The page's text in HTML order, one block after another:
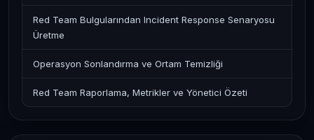
Red Team Bulgularından Incident Response Senaryosu
Üretme
Operasyon Sonlandırma ve Ortam Temizliği
Red Team Raporlama, Metrikler ve Yönetici Özeti